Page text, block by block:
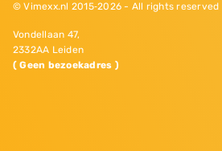
© Vimexx.nl 2015‐2026 - All rights reserved
Vondellaan 47,
2332AA Leiden
( Geen bezoekadres )